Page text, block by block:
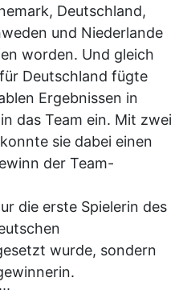
Deutschland,
und Niederlande
worden. Und gleich
Deutschland fügte
Ergebnissen in
das Team ein. Mit zwei
sie dabei einen
der Team-
die erste Spielerin des
wurde, sondern